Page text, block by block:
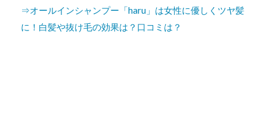
⇒オールインシャンプー「haru」は女性に優しくツヤ髪
に！白髪や抜け毛の効果は？口コミは？